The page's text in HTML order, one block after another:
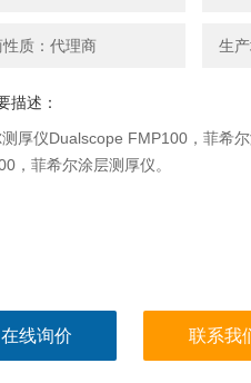
性质：代理商 生产
描述：
厚仪Dualscope FMP100，菲希
，菲希尔涂层测厚仪。
在线询价 联系我